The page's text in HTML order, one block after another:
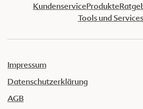
KundenserviceProdukte
Tools und Services
Impressum
Datenschutzerklärung
AGB